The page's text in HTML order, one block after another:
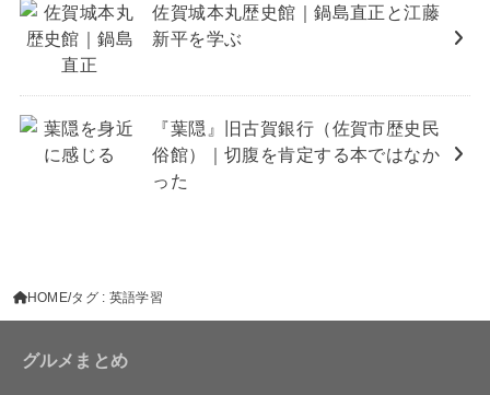
佐賀城本丸歴史館｜鍋島直正と江藤
新平を学ぶ
『葉隠』旧古賀銀行（佐賀市歴史民
俗館）｜切腹を肯定する本ではなか
った
HOME タグ : 英語学習
グルメまとめ